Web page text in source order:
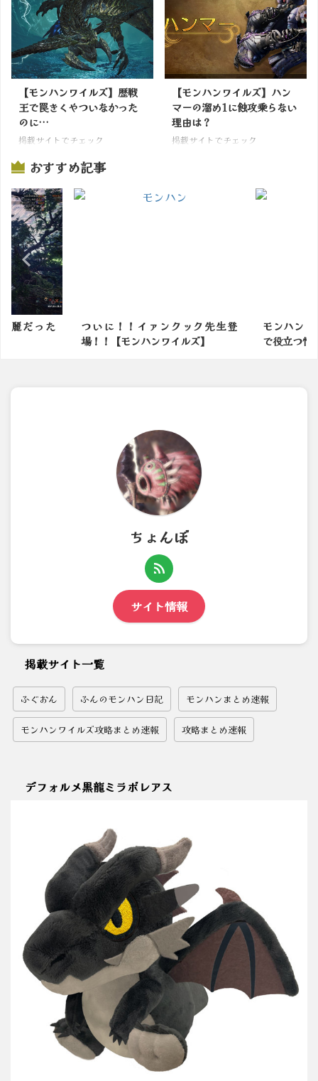
【モンハンワイルズ】歴戦
王で罠きくやついなかった
のに…
掲載サイトでチェック
【モンハンワイルズ】ハン
マーの溜め1に蝕攻乗らない
理由は？
掲載サイトでチェック
おすすめ記事
麗だった
ついに！！イァンクック先生登
場！！【モンハンワイルズ】
モンハン
で役立つ情
ちょんぼ
サイト情報
掲載サイト一覧
ふぐおん ふんのモンハン日記 モンハンまとめ速報
モンハンワイルズ攻略まとめ速報 攻略まとめ速報
デフォルメ黒龍ミラボレアス